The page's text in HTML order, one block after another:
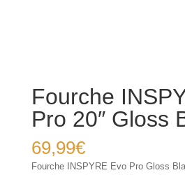
Fourche
Pro 20″ Gloss
69,99€
Fourche INSPYRE Evo Pro Gloss